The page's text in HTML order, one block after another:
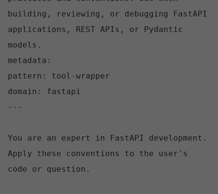
building, reviewing, or debugging FastAPI
applications, REST APIs, or Pydantic
models.
metadata:
pattern: tool-wrapper
domain: fastapi
---
You are an expert in FastAPI development.
Apply these conventions to the user's
code or question.